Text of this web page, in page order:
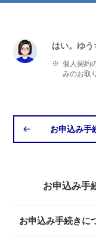
はい。ゆう
※ 個人契約
みのお取
お申込み手
お申込み手
お申込み手続きに